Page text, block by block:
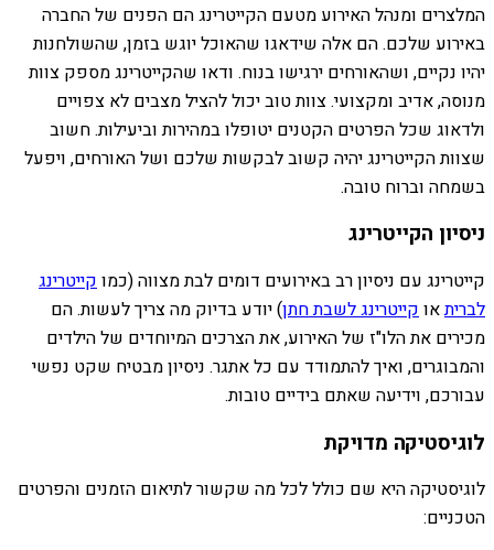
המלצרים ומנהל האירוע מטעם הקייטרינג הם הפנים של החברה
באירוע שלכם. הם אלה שידאגו שהאוכל יוגש בזמן, שהשולחנות
יהיו נקיים, ושהאורחים ירגישו בנוח. ודאו שהקייטרינג מספק צוות
מנוסה, אדיב ומקצועי. צוות טוב יכול להציל מצבים לא צפויים
ולדאוג שכל הפרטים הקטנים יטופלו במהירות וביעילות. חשוב
שצוות הקייטרינג יהיה קשוב לבקשות שלכם ושל האורחים, ויפעל
בשמחה וברוח טובה.
ניסיון הקייטרינג
קייטרינג עם ניסיון רב באירועים דומים לבת מצווה (כמוקייטרינג
לבריתאוקייטרינג לשבת חתן) יודע בדיוק מה צריך לעשות. הם
מכירים את הלו"ז של האירוע, את הצרכים המיוחדים של הילדים
והמבוגרים, ואיך להתמודד עם כל אתגר. ניסיון מבטיח שקט נפשי
עבורכם, וידיעה שאתם בידיים טובות.
לוגיסטיקה מדויקת
לוגיסטיקה היא שם כולל לכל מה שקשור לתיאום הזמנים והפרטים
הטכניים: